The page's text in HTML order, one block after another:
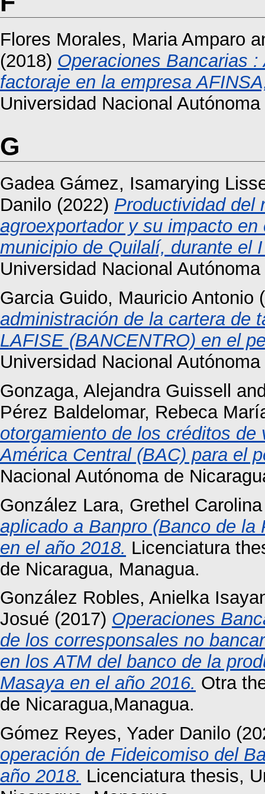
Flores Morales, Maria Amparo
(2018) Operaciones Bancarias
factoraje en la empresa
Universidad Nacional
G
Gadea Gámez, Isamarying
Danilo (2022) Productividad del
agroexportador y su impacto
municipio de Quilalí, durante el
Universidad Nacional
Garcia Guido, Mauricio Antonio
administración de la cartera de
LAFISE (BANCENTRO) en el
Universidad Nacional
Gonzaga, Alejandra Guissell
Pérez Baldelomar, Rebeca
otorgamiento de los créditos
América Central (BAC) para el
Nacional Autónoma de
González Lara, Grethel Carolina
aplicado a Banpro (Banco de
en el año 2018. Licenciatura
de Nicaragua, Managua.
González Robles, Anielka
Josué (2017) Operaciones
de los corresponsales no
en los ATM del banco de la
Masaya en el año 2016. Otra
de Nicaragua,Managua.
Gómez Reyes, Yader Danilo
operación de Fideicomiso del
año 2018. Licenciatura thesis,